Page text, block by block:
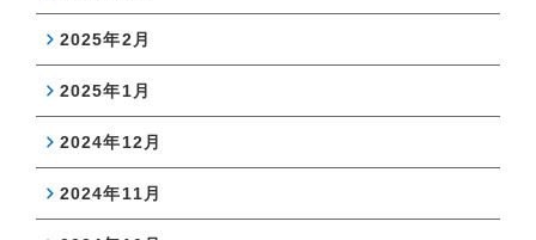
2025年2月
2025年1月
2024年12月
2024年11月